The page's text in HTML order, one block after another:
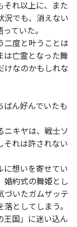
それ以上に、また
況でも、消えない
ていた。
二度と叶うことは
は亡霊となった舞
けなのかもしれな
ん好んでいたも
キヤは、戦士ソ
それは許されない
想いを寄せてい
婚約式の舞姫とし
づいたガムザッテ
としてしまう。
国」に迷い込ん